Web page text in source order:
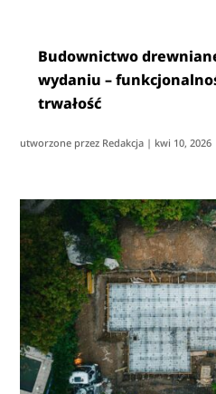
Budownictwo
wydaniu –
trwałość
utworzone przez Redakcja | kwi 10, 2026